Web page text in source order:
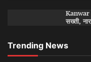
Kanwar
सख्ती,
Trending News